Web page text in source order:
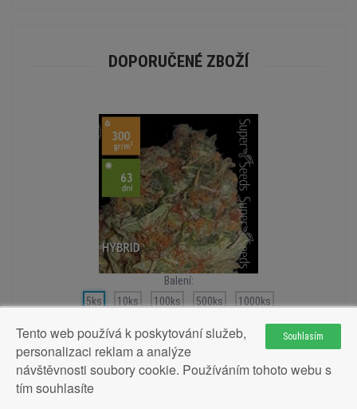
DOPORUČENÉ ZBOŽÍ
Balení:
5ks
10ks 100ks 500ks 1000ks
Green Candy Feminised 5ks
Souhlasím
Tento web používá k poskytování služeb,
personalizaci reklam a analýze
návštěvnosti soubory cookie. Používáním tohoto webu s
tím souhlasíte